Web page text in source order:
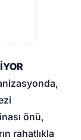
önü,
rahatlıkla